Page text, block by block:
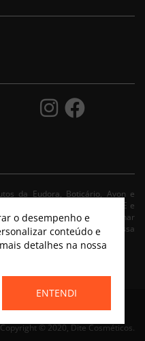
da Eudora, Boticário, Avon e
Paulista/PE, Abreu e Lima/PE e
ao usuário navegar, selecionar
sua residência. Consulte nossa
Copyright © 2020, Dite Cosméticos.
o desempenho e
conteúdo e
detalhes na nossa
ENTENDI